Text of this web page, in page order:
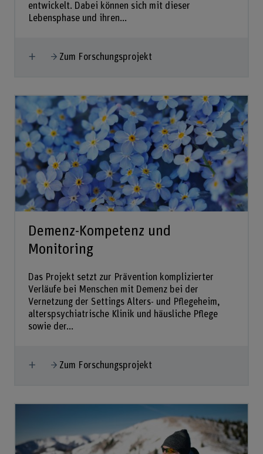
entwickelt. Dabei können sich mit dieser
Lebensphase und ihren...
Mehr anzeigen
Zum Forschungsprojekt
Demenz-Kompetenz und
Monitoring
Das Projekt setzt zur Prävention komplizierter
Verläufe bei Menschen mit Demenz bei der
Vernetzung der Settings Alters- und Pflegeheim,
alterspsychiatrische Klinik und häusliche Pflege
sowie der...
Mehr anzeigen
Zum Forschungsprojekt